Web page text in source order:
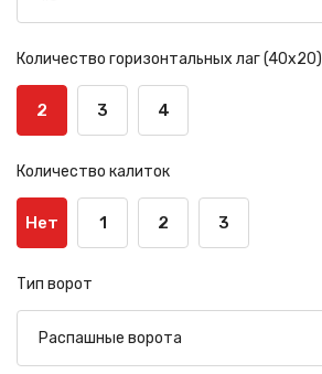
Количество горизонтальных лаг (40х20)
2 3 4
Количество калиток
Нет 1 2 3
Тип ворот